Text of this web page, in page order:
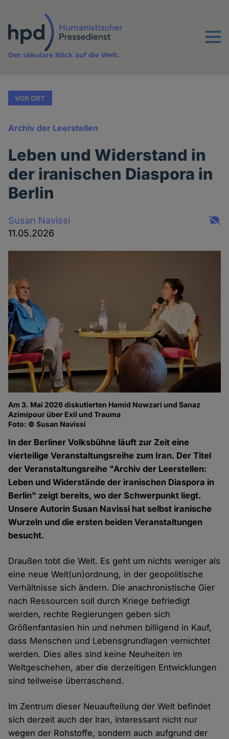
Inhalt
Menu
Der säkulare Blick auf die Welt.
VOR ORT
Archiv der Leerstellen
Leben und Widerstand in
der iranischen Diaspora in
Berlin
Susan Navissi
11.05.2026
Am 3. Mai 2026 diskutierten Hamid Nowzari und Sanaz
Azimipour über Exil und Trauma
Foto: © Susan Navissi
In der Berliner Volksbühne läuft zur Zeit eine
vierteilige Veranstaltungsreihe zum Iran. Der Titel
der Veranstaltungsreihe "Archiv der Leerstellen:
Leben und Widerstände der iranischen Diaspora in
Berlin" zeigt bereits, wo der Schwerpunkt liegt.
Unsere Autorin Susan Navissi hat selbst iranische
Wurzeln und die ersten beiden Veranstaltungen
besucht.
Draußen tobt die Welt. Es geht um nichts weniger als
eine neue Welt(un)ordnung, in der geopolitische
Verhältnisse sich ändern. Die anachronistische Gier
nach Ressourcen soll durch Kriege befriedigt
werden, rechte Regierungen geben sich
Größenfantasien hin und nehmen billigend in Kauf,
dass Menschen und Lebensgrundlagen vernichtet
werden. Dies alles sind keine Neuheiten im
Weltgeschehen, aber die derzeitigen Entwicklungen
sind teilweise überraschend.
Im Zentrum dieser Neuaufteilung der Welt befindet
sich derzeit auch der Iran, interessant nicht nur
wegen der Rohstoffe, sondern auch aufgrund der